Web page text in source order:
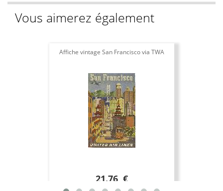
Vous aimerez également
Affiche vintage San Francisco via TWA
21.76 €